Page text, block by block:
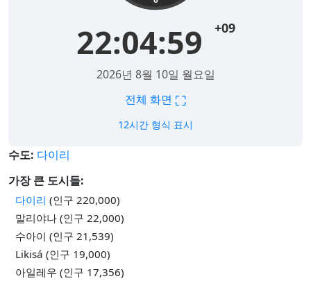
22:05:00 +09
2026년 8월 10일 월요일
전체 화면 ⛶
12시간 형식 표시
수도: 다이리
가장 큰 도시들:
다이리 (인구 220,000)
말리야나 (인구 22,000)
수아이 (인구 21,539)
Likisá (인구 19,000)
아일레우 (인구 17,356)